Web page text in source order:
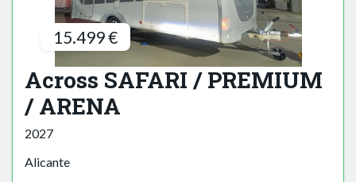
15.499 €
Across SAFARI / PREMIUM
/ ARENA
2027
Alicante